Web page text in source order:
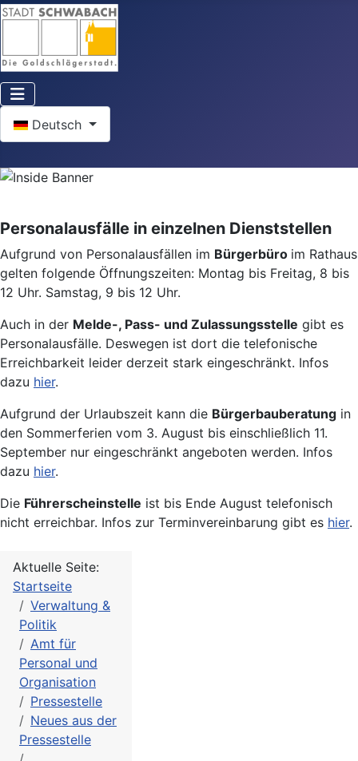
Deutsch
Personalausfälle in einzelnen Dienststellen
Aufgrund von Personalausfällen im Bürgerbüro im Rathaus
gelten folgende Öffnungszeiten: Montag bis Freitag, 8 bis
12 Uhr. Samstag, 9 bis 12 Uhr.
Auch in der Melde-, Pass- und Zulassungsstelle gibt es
Personalausfälle. Deswegen ist dort die telefonische
Erreichbarkeit leider derzeit stark eingeschränkt. Infos
dazu hier.
Aufgrund der Urlaubszeit kann die Bürgerbauberatung in
den Sommerferien vom 3. August bis einschließlich 11.
September nur eingeschränkt angeboten werden. Infos
dazu hier.
Die Führerscheinstelle ist bis Ende August telefonisch
nicht erreichbar. Infos zur Terminvereinbarung gibt es hier.
Aktuelle Seite:
Startseite
Verwaltung &
Politik
Amt für
Personal und
Organisation
Pressestelle
Neues aus der
Pressestelle